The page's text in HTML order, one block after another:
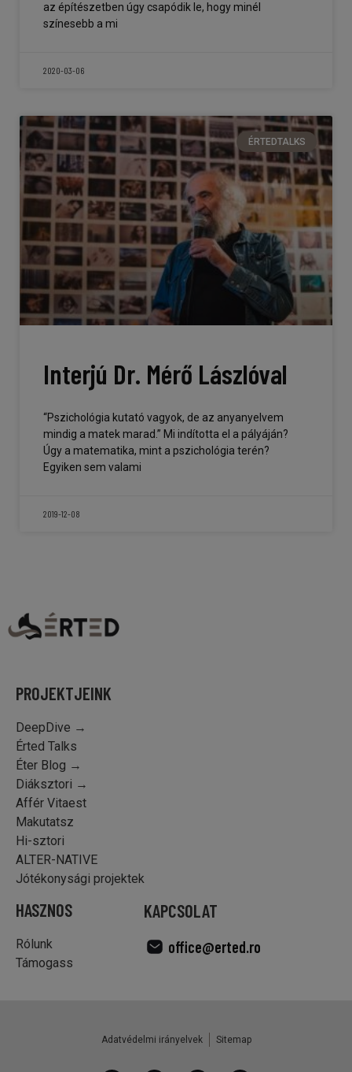
az építészetben úgy csapódik le, hogy minél
színesebb a mi
2020-03-06
ÉRTEDTALKS
Interjú Dr. Mérő Lászlóval
“Pszichológia kutató vagyok, de az anyanyelvem
mindig a matek marad.” Mi indította el a pályáján?
Úgy a matematika, mint a pszichológia terén?
Egyiken sem valami
2019-12-08
PROJEKTJEINK
DeepDive →
Érted Talks
Éter Blog →
Diáksztori →
Affér Vitaest
Makutatsz
Hi-sztori
ALTER-NATIVE
Jótékonysági projektek
HASZNOS
Rólunk
Támogass
KAPCSOLAT
office@erted.ro
Adatvédelmi irányelvek Sitemap